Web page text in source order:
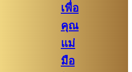
เพื่อ
คุณ
แม่
มือ